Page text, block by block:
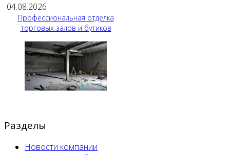
04.08.2026
Профессиональная отделка
торговых залов и бутиков
Разделы
Новости компании